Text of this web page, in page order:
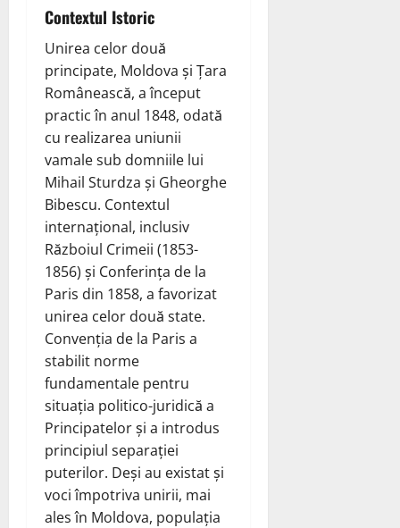
Contextul Istoric
Unirea celor două
principate, Moldova și Țara
Românească, a început
practic în anul 1848, odată
cu realizarea uniunii
vamale sub domniile lui
Mihail Sturdza și Gheorghe
Bibescu. Contextul
internațional, inclusiv
Războiul Crimeii (1853-
1856) și Conferința de la
Paris din 1858, a favorizat
unirea celor două state.
Convenția de la Paris a
stabilit norme
fundamentale pentru
situația politico-juridică a
Principatelor și a introdus
principiul separației
puterilor. Deși au existat și
voci împotriva unirii, mai
ales în Moldova, populația